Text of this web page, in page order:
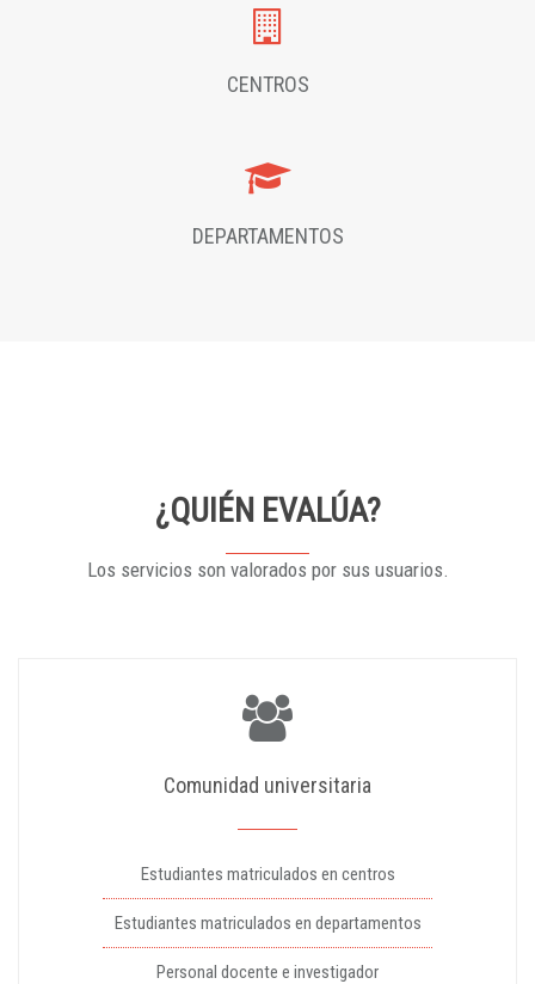
CENTROS
DEPARTAMENTOS
¿QUIÉN EVALÚA?
Los servicios son valorados por sus usuarios.
Comunidad universitaria
Estudiantes matriculados en centros
Estudiantes matriculados en departamentos
Personal docente e investigador